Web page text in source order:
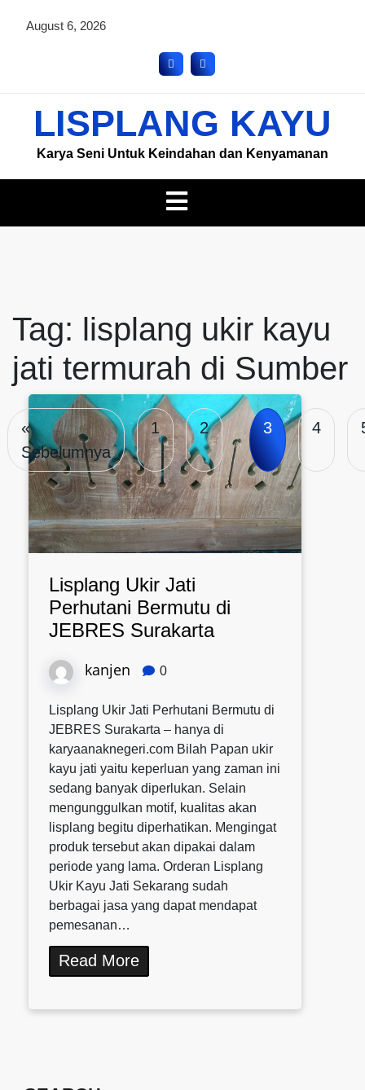
August 6, 2026
LISPLANG KAYU
Karya Seni Untuk Keindahan dan Kenyamanan
Tag: lisplang ukir kayu
jati termurah di Sumber
Lisplang Ukir Jati
Perhutani Bermutu di
JEBRES Surakarta
kanjen 0
Lisplang Ukir Jati Perhutani Bermutu di
JEBRES Surakarta – hanya di
karyaanaknegeri.com Bilah Papan ukir
kayu jati yaitu keperluan yang zaman ini
sedang banyak diperlukan. Selain
mengunggulkan motif, kualitas akan
lisplang begitu diperhatikan. Mengingat
produk tersebut akan dipakai dalam
periode yang lama. Orderan Lisplang
Ukir Kayu Jati Sekarang sudah
berbagai jasa yang dapat mendapat
pemesanan…
Read More
«
Sebelumnya
1 2 3 4